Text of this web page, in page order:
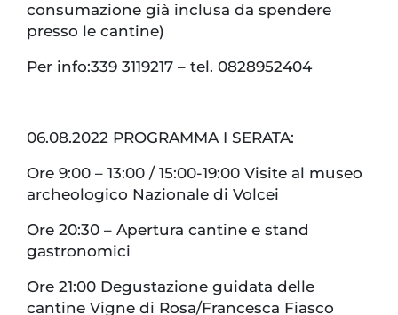
consumazione già inclusa da spendere
presso le cantine)
Per info:339 3119217 – tel. 0828952404
06.08.2022 PROGRAMMA I SERATA:
Ore 9:00 – 13:00 / 15:00-19:00 Visite al museo
archeologico Nazionale di Volcei
Ore 20:30 – Apertura cantine e stand
gastronomici
Ore 21:00 Degustazione guidata delle
cantine Vigne di Rosa/Francesca Fiasco